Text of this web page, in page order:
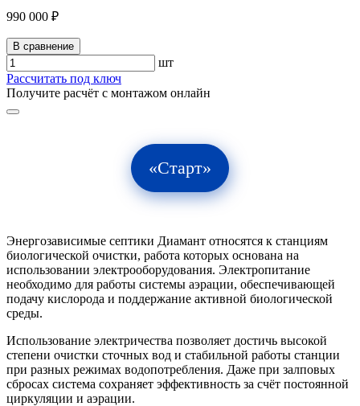
990 000 ₽
В сравнение
шт
Рассчитать под ключ
Получите расчёт с монтажом онлайн
«Старт»
Энергозависимые септики Диамант относятся к станциям
биологической очистки, работа которых основана на
использовании электрооборудования. Электропитание
необходимо для работы системы аэрации, обеспечивающей
подачу кислорода и поддержание активной биологической
среды.
Использование электричества позволяет достичь высокой
степени очистки сточных вод и стабильной работы станции
при разных режимах водопотребления. Даже при залповых
сбросах система сохраняет эффективность за счёт постоянной
циркуляции и аэрации.